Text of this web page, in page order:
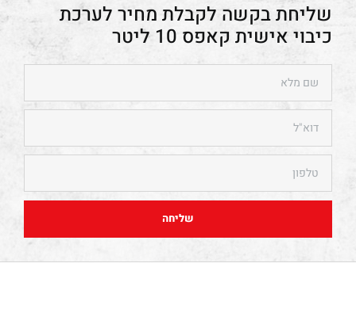
ערכת
כיבוי אישית קאפס 10 ליטר
שליחה